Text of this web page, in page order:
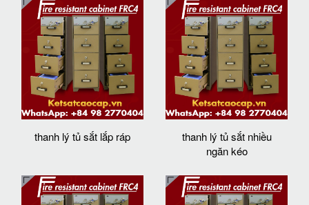
thanh lý tủ sắt lắp ráp
thanh lý tủ sắt nhiều
ngăn kéo